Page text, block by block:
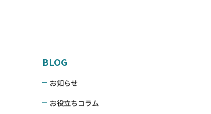
BLOG
お知らせ
お役立ちコラム